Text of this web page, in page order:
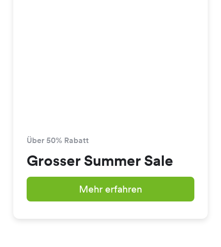
Über 50% Rabatt
Grosser Summer Sale
Mehr erfahren